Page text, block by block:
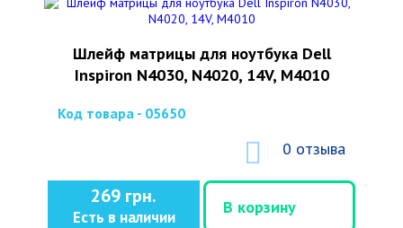
Шлейф матрицы для ноутбука Dell
Inspiron N4030, N4020, 14V, M4010
Код товара - 05650
0 отзыва
269 грн.
Есть в наличии
В корзину